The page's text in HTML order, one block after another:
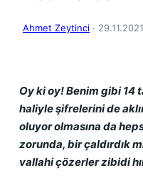
Ahmet Zeytinci · 29.11.2021
Oy ki oy! Benim gibi 14
haliyle şifrelerini de
oluyor olmasına da
zorunda, bir çaldırdık
vallahi çözerler zibidi